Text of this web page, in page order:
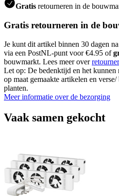
Gratis retourneren in de
Gratis retourneren in de
Je kunt dit artikel binnen 30 dagen
via een PostNL-punt voor €4.95 of
bouwmarkt. Lees meer over
Let op: De bedenktijd en het kunnen
op maat gemaakte artikelen en
planten.
Meer informatie over de bezorging
Vaak samen gekocht